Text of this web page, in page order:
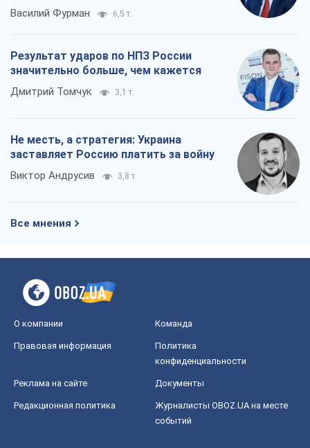
Василий Фурман 6,5 т.
Результат ударов по НПЗ России
значительно больше, чем кажется
Дмитрий Томчук 3,1 т.
Не месть, а стратегия: Украина
заставляет Россию платить за войну
Виктор Андрусив 3,8 т.
Все мнения
О компании Команда
Правовая информация
Политика
конфиденциальности
Реклама на сайте Документы
Редакционная политика
Журналисты OBOZ.UA на месте
событий